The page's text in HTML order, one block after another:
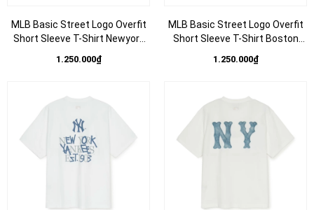
MLB Basic Street Logo Overfit
Short Sleeve T-Shirt Newyork
màu trắng
1.250.000₫
MLB Basic Street Logo Overfit
Short Sleeve T-Shirt Boston
tròn tay lỡ màu đen
1.250.000₫